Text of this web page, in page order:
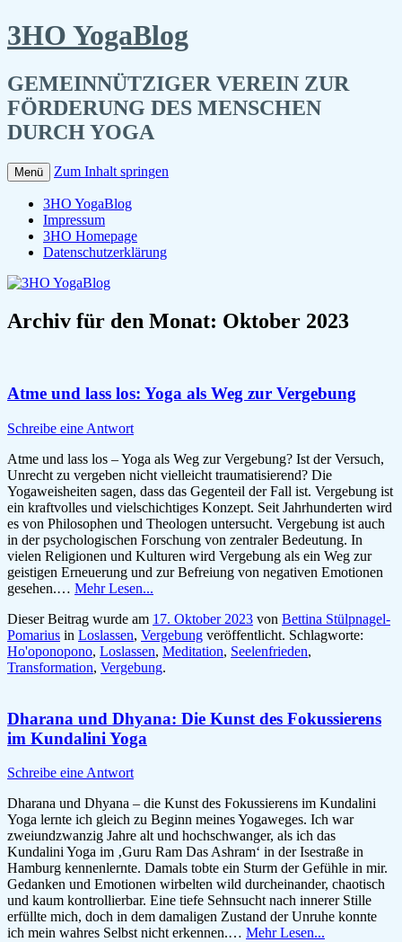
3HO YogaBlog
GEMEINNÜTZIGER VEREIN ZUR
FÖRDERUNG DES MENSCHEN
DURCH YOGA
Menü Zum Inhalt springen
3HO YogaBlog
Impressum
3HO Homepage
Datenschutzerklärung
Archiv für den Monat: Oktober 2023
Atme und lass los: Yoga als Weg zur Vergebung
Schreibe eine Antwort
Atme und lass los – Yoga als Weg zur Vergebung? Ist der Versuch,
Unrecht zu vergeben nicht vielleicht traumatisierend? Die
Yogaweisheiten sagen, dass das Gegenteil der Fall ist. Vergebung ist
ein kraftvolles und vielschichtiges Konzept. Seit Jahrhunderten wird
es von Philosophen und Theologen untersucht. Vergebung ist auch
in der psychologischen Forschung von zentraler Bedeutung. In
vielen Religionen und Kulturen wird Vergebung als ein Weg zur
geistigen Erneuerung und zur Befreiung von negativen Emotionen
gesehen.… Mehr Lesen...
Dieser Beitrag wurde am 17. Oktober 2023 von Bettina Stülpnagel-
Pomarius in Loslassen, Vergebung veröffentlicht. Schlagworte:
Ho'oponopono, Loslassen, Meditation, Seelenfrieden,
Transformation, Vergebung.
Dharana und Dhyana: Die Kunst des Fokussierens
im Kundalini Yoga
Schreibe eine Antwort
Dharana und Dhyana – die Kunst des Fokussierens im Kundalini
Yoga lernte ich gleich zu Beginn meines Yogaweges. Ich war
zweiundzwanzig Jahre alt und hochschwanger, als ich das
Kundalini Yoga im ‚Guru Ram Das Ashram‘ in der Isestraße in
Hamburg kennenlernte. Damals tobte ein Sturm der Gefühle in mir.
Gedanken und Emotionen wirbelten wild durcheinander, chaotisch
und kaum kontrollierbar. Eine tiefe Sehnsucht nach innerer Stille
erfüllte mich, doch in dem damaligen Zustand der Unruhe konnte
ich mein wahres Selbst nicht erkennen.… Mehr Lesen...